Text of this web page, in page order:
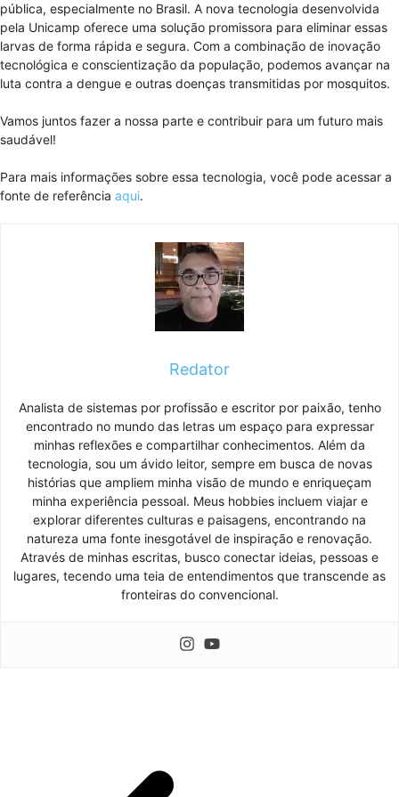
pública, especialmente no Brasil. A nova tecnologia desenvolvida
pela Unicamp oferece uma solução promissora para eliminar essas
larvas de forma rápida e segura. Com a combinação de inovação
tecnológica e conscientização da população, podemos avançar na
luta contra a dengue e outras doenças transmitidas por mosquitos.
Vamos juntos fazer a nossa parte e contribuir para um futuro mais
saudável!
Para mais informações sobre essa tecnologia, você pode acessar a
fonte de referência aqui.
Redator
Analista de sistemas por profissão e escritor por paixão, tenho
encontrado no mundo das letras um espaço para expressar
minhas reflexões e compartilhar conhecimentos. Além da
tecnologia, sou um ávido leitor, sempre em busca de novas
histórias que ampliem minha visão de mundo e enriqueçam
minha experiência pessoal. Meus hobbies incluem viajar e
explorar diferentes culturas e paisagens, encontrando na
natureza uma fonte inesgotável de inspiração e renovação.
Através de minhas escritas, busco conectar ideias, pessoas e
lugares, tecendo uma teia de entendimentos que transcende as
fronteiras do convencional.